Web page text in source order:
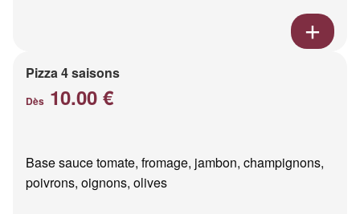
Pizza 4 saisons
Dès 10.00 €
Base sauce tomate, fromage, jambon, champignons,
poivrons, oignons, olives